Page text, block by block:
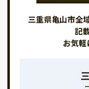
三重県亀山市全
記
お気軽